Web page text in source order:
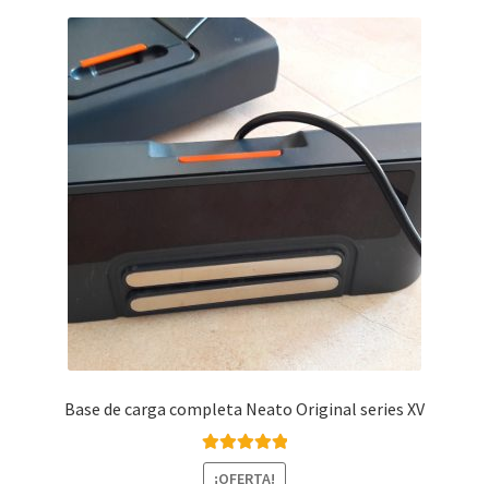
Finalizar compra
Base de carga completa Neato Original series XV
Valorado con
¡OFERTA!